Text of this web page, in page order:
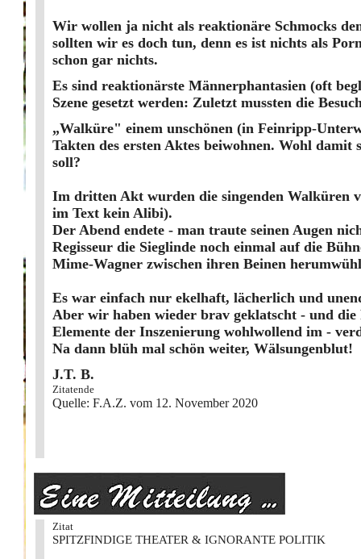
Wir wollen ja nicht als reaktionäre Schmocks
sollten wir es doch tun, denn es ist nichts als
schon gar nichts.
Es sind reaktionärste Männerphantasien (oft
Szene gesetzt werden: Zuletzt mussten die
„Walküre" einem unschönen (in Feinripp-
Takten des ersten Aktes beiwohnen. Wohl damit
soll?
Im dritten Akt wurden die singenden Walküren
im Text kein Alibi).
Der Abend endete - man traute seinen Augen
Regisseur die Sieglinde noch einmal auf die
Mime-Wagner zwischen ihren Beinen
Es war einfach nur ekelhaft, lächerlich und
Aber wir haben wieder brav geklatscht - und
Elemente der Inszenierung wohlwollend im -
Na dann blüh mal schön weiter, Wälsungenblut!
J.T. B.
Zitatende
Quelle: F.A.Z. vom 12. November 2020
Zitat
SPITZFINDIGE THEATER & IGNORANTE POLITIK